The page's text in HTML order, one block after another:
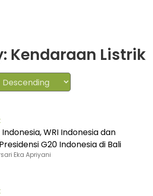
Kendaraan Listrik
WRI Indonesia dan
G20 Indonesia di Bali
Eka Apriyani